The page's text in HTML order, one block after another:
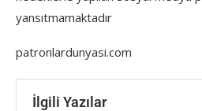
yansıtmamaktadır
patronlardunyasi.com
İlgili Yazılar